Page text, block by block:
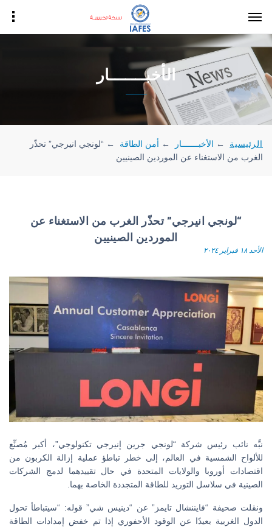
الأخبـــــــار
الرئيسية ← الأخبـــــــار ← أمن الطاقة ← “لونجي انيرجي” تحذّر
الغرب من الاستغناء عن الموردين الصينيين
“لونجي انيرجي” تحذّر الغرب من الاستغناء عن
الموردين الصينيين
الأحد ١٨ فبراير ٢٠٢٤
نبَّه نائب رئيس شركة “لونجي جرين إنيرجي تكنولوجي”، أكبر مُصنِّع
للألواح الشمسية في العالم، إلى خطر تباطؤ عملية إزالة الكربون من
اقتصادات أوروبا والولايات المتحدة في حال تقييدهما لدمج الشركات
الصينية في سلاسل التوريد للطاقة المتجددة الخاصة بهما.
ونقلت صحيفة “فايننشال تايمز” عن “دينيس شي” قوله: “سيتباطأ تحول
الدول الغربية بعيدًا عن الوقود الأحفوري إذا تم خفض إمدادات الطاقة